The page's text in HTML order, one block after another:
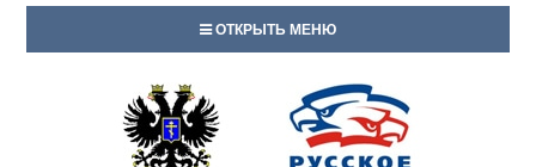
ОТКРЫТЬ МЕНЮ